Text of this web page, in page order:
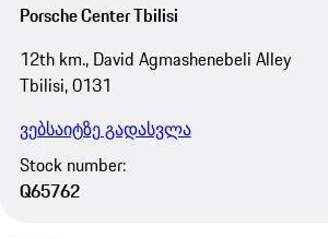
Porsche Center Tbilisi
12th km., David Agmashenebeli Alley
Tbilisi, 0131
ვებსაიტზე გადასვლა
Stock number:
Q65762